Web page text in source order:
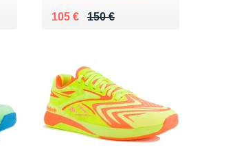
150 €
Au lieu de 150 €
105 €
Vendu 105 €